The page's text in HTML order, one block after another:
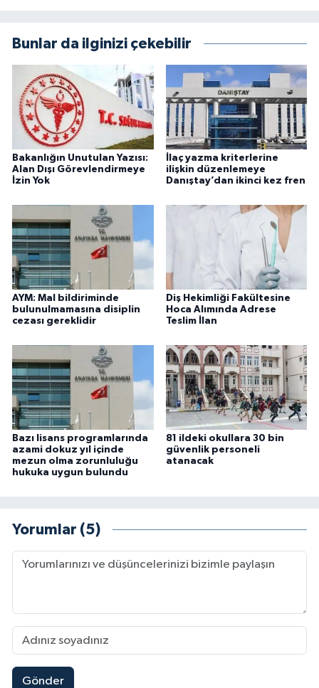
Bunlar da ilginizi çekebilir
Bakanlığın Unutulan Yazısı:
Alan Dışı Görevlendirmeye
İzin Yok
İlaç yazma kriterlerine
ilişkin düzenlemeye
Danıştay’dan ikinci kez fren
AYM: Mal bildiriminde
bulunulmamasına disiplin
cezası gereklidir
Diş Hekimliği Fakültesine
Hoca Alımında Adrese
Teslim İlan
Bazı lisans programlarında
azami dokuz yıl içinde
mezun olma zorunluluğu
hukuka uygun bulundu
81 ildeki okullara 30 bin
güvenlik personeli
atanacak
Yorumlar (5)
Gönder